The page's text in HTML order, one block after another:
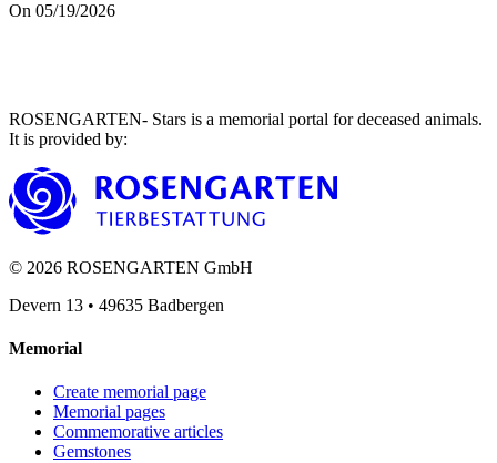
On 05/19/2026
ROSENGARTEN- Stars is a memorial portal for deceased animals.
It is provided by:
© 2026 ROSENGARTEN GmbH
Devern 13 • 49635 Badbergen
Memorial
Create memorial page
Memorial pages
Commemorative articles
Gemstones